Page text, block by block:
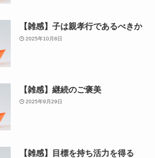
【雑感】子は親孝行であるべきか
2025年10月8日
【雑感】継続のご褒美
2025年9月29日
【雑感】目標を持ち活力を得る